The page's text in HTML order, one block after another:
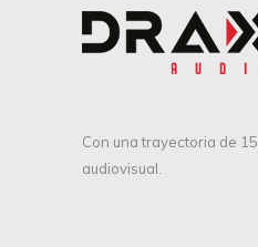
Con una trayectoria de
audiovisual.